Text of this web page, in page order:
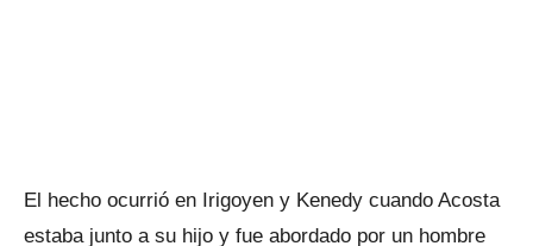
El hecho ocurrió en Irigoyen y Kenedy cuando Acosta
estaba junto a su hijo y fue abordado por un hombre